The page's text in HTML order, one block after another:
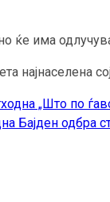
ќе има
најнаселена
„Што по
Бајден одбра